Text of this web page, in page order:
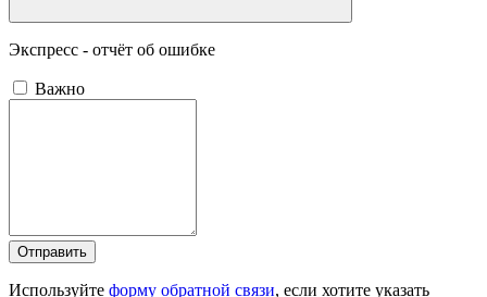
Экспресс - отчёт об ошибке
Важно
Отправить
Используйте форму обратной связи, если хотите указать